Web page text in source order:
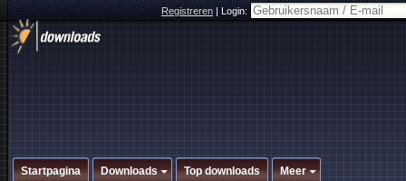
Registreren|Login:
Startpagina Downloads Top downloads Meer